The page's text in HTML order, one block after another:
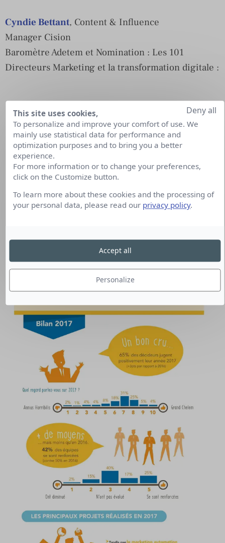
Cyndie Bettant, Content & Influence
Manager Cision
Baromètre Adetem et Nomination : Les 101
Directeurs Marketing et la transformation digitale :
This site uses cookies,
To personalize and improve your comfort of use. We
mainly use statistical data for performance and
optimization purposes and to bring you a better
experience.
For more information or to change your preferences,
click on the Customize button.
To learn more about these cookies and the processing of
your personal data, please read our privacy policy.
Personalize
Deny all
Accept all